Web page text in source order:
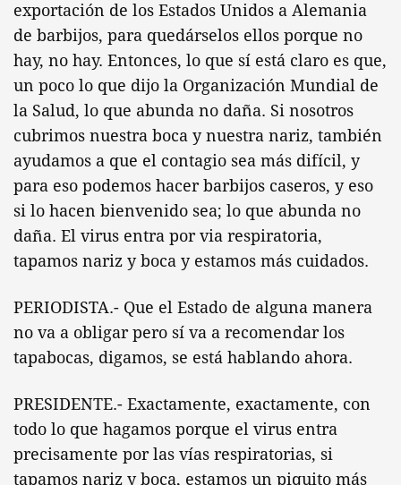
exportación de los Estados Unidos a Alemania
de barbijos, para quedárselos ellos porque no
hay, no hay. Entonces, lo que sí está claro es que,
un poco lo que dijo la Organización Mundial de
la Salud, lo que abunda no daña. Si nosotros
cubrimos nuestra boca y nuestra nariz, también
ayudamos a que el contagio sea más difícil, y
para eso podemos hacer barbijos caseros, y eso
si lo hacen bienvenido sea; lo que abunda no
daña. El virus entra por via respiratoria,
tapamos nariz y boca y estamos más cuidados.
PERIODISTA.- Que el Estado de alguna manera
no va a obligar pero sí va a recomendar los
tapabocas, digamos, se está hablando ahora.
PRESIDENTE.- Exactamente, exactamente, con
todo lo que hagamos porque el virus entra
precisamente por las vías respiratorias, si
tapamos nariz y boca, estamos un piquito más